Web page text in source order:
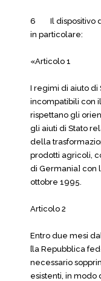
6 Il dispositivo
in particolare:
«Articolo 1
I regimi di aiuto
incompatibili con
rispettano gli
gli aiuti di Stato
della
prodotti agricoli,
di Germania] con
ottobre 1995.
Articolo 2
Entro due mesi
[la Repubblica
necessario
esistenti, in